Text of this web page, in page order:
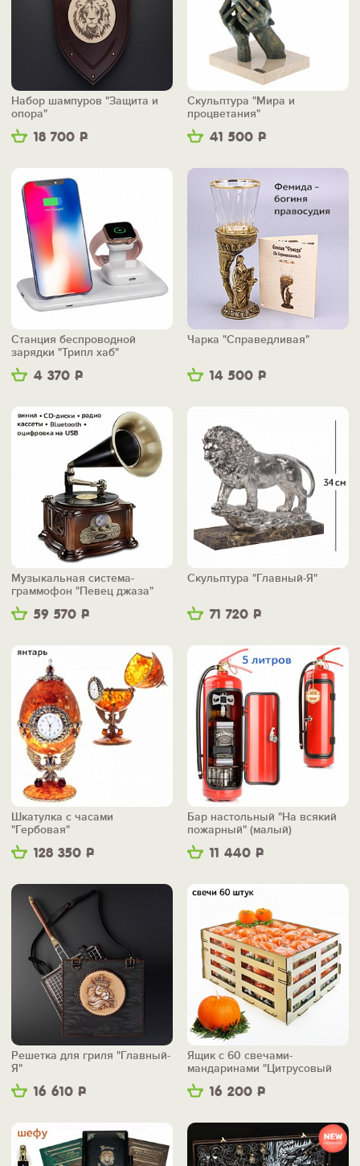
18 700 Р
Набор шампуров "Защита и
опора"
41 500 Р
Скульптура "Мира и
процветания"
4 370 Р
Станция беспроводной
зарядки "Трипл хаб"
14 500 Р
Чарка "Справедливая"
59 570 Р
Музыкальная система-
граммофон "Певец джаза"
71 720 Р
Скульптура "Главный-Я"
128 350 Р
Шкатулка с часами
"Гербовая"
11 440 Р
Бар настольный "На всякий
пожарный" (малый)
16 610 Р
Решетка для гриля "Главный-
Я"
16 200 Р
Ящик с 60 свечами-
мандаринами "Цитрусовый
бум"